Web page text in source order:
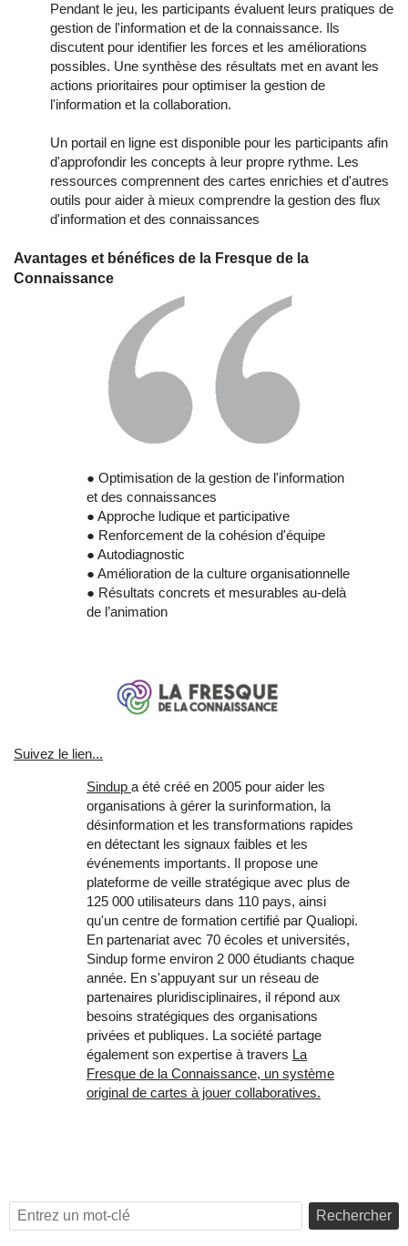
Pendant le jeu, les participants évaluent leurs pratiques de
gestion de l'information et de la connaissance. Ils
discutent pour identifier les forces et les améliorations
possibles. Une synthèse des résultats met en avant les
actions prioritaires pour optimiser la gestion de
l'information et la collaboration.
Un portail en ligne est disponible pour les participants afin
d'approfondir les concepts à leur propre rythme. Les
ressources comprennent des cartes enrichies et d'autres
outils pour aider à mieux comprendre la gestion des flux
d'information et des connaissances
Avantages et bénéfices de la Fresque de la
Connaissance
● Optimisation de la gestion de l'information
et des connaissances
● Approche ludique et participative
● Renforcement de la cohésion d'équipe
● Autodiagnostic
● Amélioration de la culture organisationnelle
● Résultats concrets et mesurables au-delà
de l’animation
Suivez le lien...
Sindup a été créé en 2005 pour aider les
organisations à gérer la surinformation, la
désinformation et les transformations rapides
en détectant les signaux faibles et les
événements importants. Il propose une
plateforme de veille stratégique avec plus de
125 000 utilisateurs dans 110 pays, ainsi
qu'un centre de formation certifié par Qualiopi.
En partenariat avec 70 écoles et universités,
Sindup forme environ 2 000 étudiants chaque
année. En s'appuyant sur un réseau de
partenaires pluridisciplinaires, il répond aux
besoins stratégiques des organisations
privées et publiques. La société partage
également son expertise à travers La
Fresque de la Connaissance, un système
original de cartes à jouer collaboratives.
Rechercher